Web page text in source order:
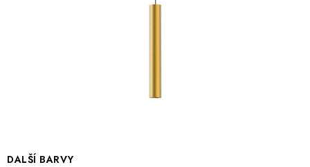
DALŠÍ BARVY